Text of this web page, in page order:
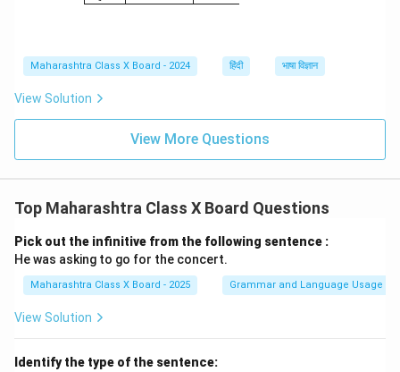
Maharashtra Class X Board - 2024 हिंदी भाषा विज्ञान
View Solution
View More Questions
Top Maharashtra Class X Board Questions
Pick out the infinitive from the following sentence :
He was asking to go for the concert.
Maharashtra Class X Board - 2025 Grammar and Language Usage
View Solution
Identify the type of the sentence: